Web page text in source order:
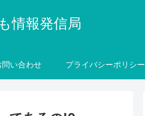
情報発信局
問い合わせ プライバシーポリシー